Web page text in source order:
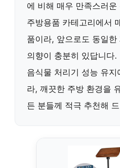
에 비해 매우 만족스러운
주방용품 카테고리에서
품이라, 앞으로도 동일한
의향이 충분히 있답니다.
음식물 처리기 성능 유지
라, 깨끗한 주방 환경을
든 분들께 적극 추천해